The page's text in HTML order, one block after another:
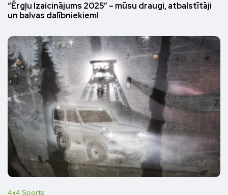
“Ērgļu Izaicinājums 2025” – mūsu draugi, atbalstītāji
un balvas dalībniekiem!
4x4 Sports